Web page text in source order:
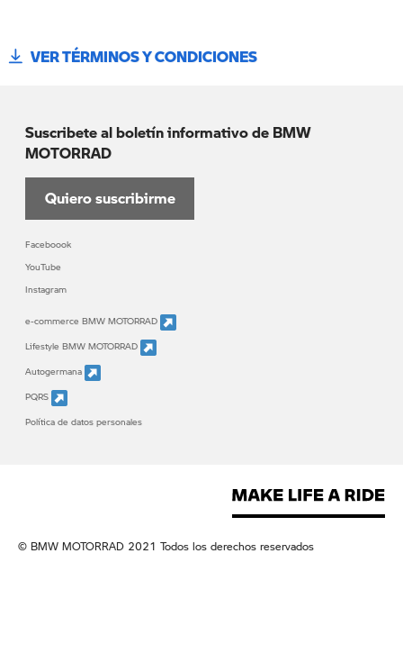
VER TÉRMINOS Y CONDICIONES
Suscribete al boletín informativo de BMW
MOTORRAD
Quiero suscribirme
Faceboook
YouTube
Instagram
e-commerce BMW MOTORRAD
Lifestyle BMW MOTORRAD
Autogermana
PQRS
Política de datos personales
© BMW MOTORRAD 2021 Todos los derechos reservados